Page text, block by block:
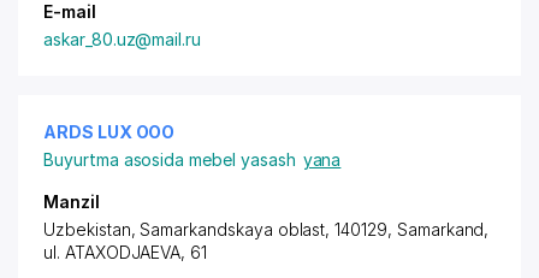
E-mail
askar_80.uz@mail.ru
ARDS LUX ООО
Buyurtma asosida mebel yasash yana
Manzil
Uzbekistan, Samarkandskaya oblast, 140129, Samarkand,
ul. ATAXODJAEVA, 61